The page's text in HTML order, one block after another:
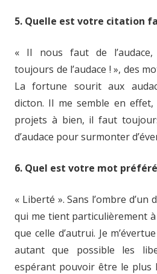
5. Quelle est votre citation
« Il nous faut de l’audace,
toujours de l’audace ! », des
La fortune sourit aux
dicton. Il me semble en
projets à bien, il faut
d’audace pour surmonter
6. Quel est votre mot
« Liberté ». Sans l’ombre d’un
qui me tient particulièrement
que celle d’autrui. Je
autant que possible les
espérant pouvoir être le plus